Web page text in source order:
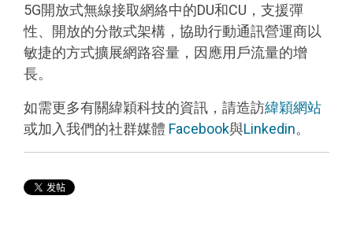
5G開放式無線接取網絡中的DU和CU，支援彈
性、開放的分散式架構，協助行動通訊營運商以
敏捷的方式擴展網路容量，因應用戶流量的增
長。
如需更多有關緯穎科技的資訊，請造訪緯穎網站
或加入我們的社群媒體 Facebook與Linkedin。